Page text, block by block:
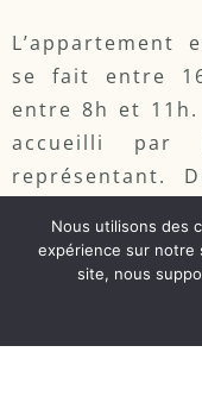
L’appartement
se fait entre
entre 8h et
accueilli par
représentant.
Le service de
et les lits sont
Nous utilisons des
expérience sur notre
site, nous